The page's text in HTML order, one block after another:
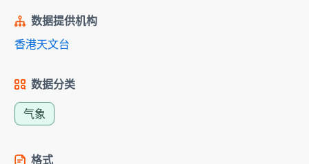
数据提供机构
香港天文台
数据分类
气象
格式